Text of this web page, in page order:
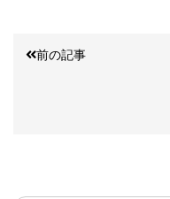
前の記事